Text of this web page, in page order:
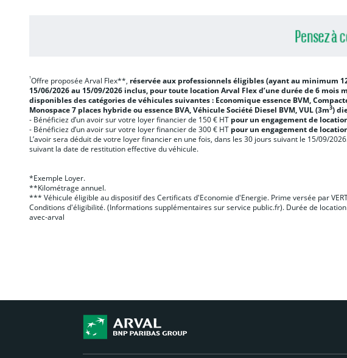
¹Offre proposée Arval Flex**, réservée aux professionnels éligibles (ayant au minimum
15/06/2026 au 15/09/2026 inclus, pour toute location Arval Flex d’une durée de 6 mois
disponibles des catégories de véhicules suivantes : Economique essence BVM,
Monospace 7 places hybride ou essence BVA, Véhicule Société Diesel BVM, VUL (3m3)
- Bénéficiez d’un avoir sur votre loyer financier de 150 € HT pour un engagement de
- Bénéficiez d’un avoir sur votre loyer financier de 300 € HT pour un engagement de
L’avoir sera déduit de votre loyer financier en une fois, dans les 30 jours suivant le 15/09/
suivant la date de restitution effective du véhicule.
*Exemple Loyer.
**Kilométrage annuel.
*** Véhicule éligible au dispositif des Certificats d'Economie d'Energie. Prime versée par
Conditions d'éligibilité. (Informations supplémentaires sur service public.fr). Durée de
avec-arval